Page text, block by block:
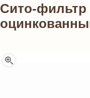
Сито-фильтр